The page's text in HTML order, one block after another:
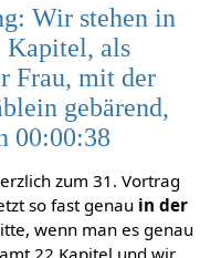
Wir stehen in
Kapitel, als
Frau, mit der
gebärend,
00:00:38
zum 31. Vortrag
so fast genau in der
wenn man es genau